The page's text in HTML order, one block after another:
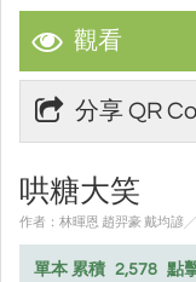
觀看
分享 QR
哄糖大笑
作者：林暉恩 趙羿豪 戴均諺
單本 累積 2,578 點